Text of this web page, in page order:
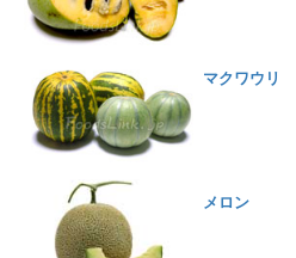
マクワウリ
メロン